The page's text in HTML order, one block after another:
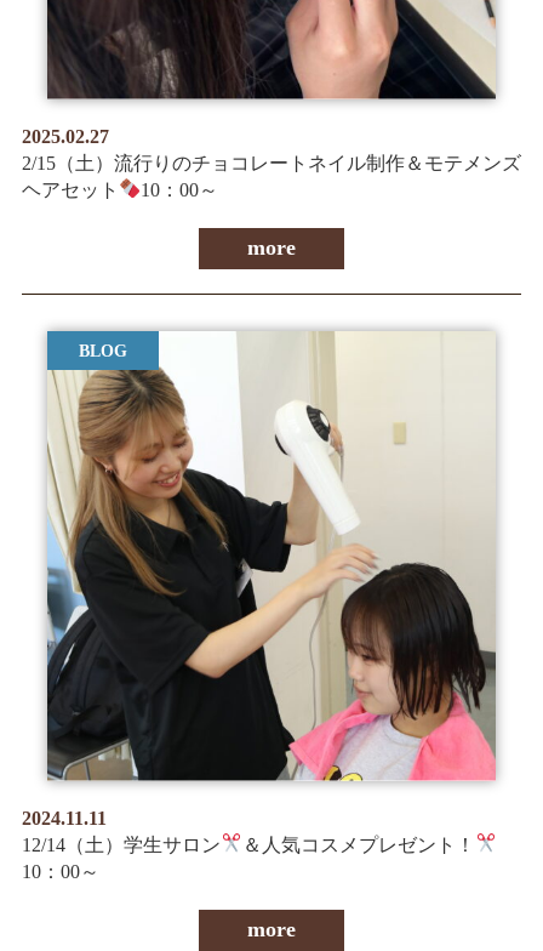
2025.02.27
2/15（土）流行りのチョコレートネイル制作＆モテメンズ
ヘアセット
10：00～
more
BLOG
2024.11.11
12/14（土）学生サロン
＆人気コスメプレゼント！
10：00～
more